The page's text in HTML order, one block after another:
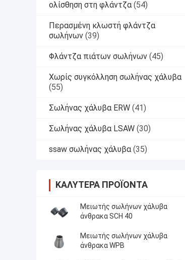
ολίσθηση στη φλάντζα (54)
Περασμένη κλωστή φλάντζα
σωλήνων (39)
Φλάντζα πιάτων σωλήνων (45)
Χωρίς συγκόλληση σωλήνας χάλυβα
(55)
Σωλήνας χάλυβα ERW (41)
Σωλήνας χάλυβα LSAW (30)
ssaw σωλήνας χάλυβα (35)
ΚΑΛΎΤΕΡΑ ΠΡΟΪΌΝΤΑ
Μειωτής σωλήνων χάλυβα
άνθρακα SCH 40
Μειωτής σωλήνων χάλυβα
άνθρακα WPB